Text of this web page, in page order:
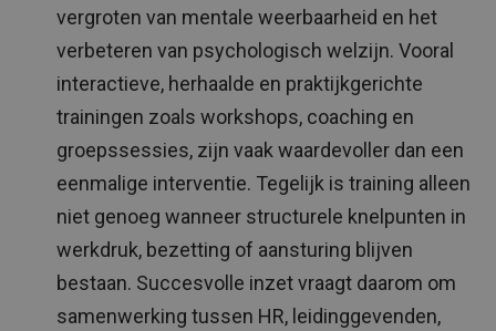
vergroten van mentale weerbaarheid en het
verbeteren van psychologisch welzijn. Vooral
interactieve, herhaalde en praktijkgerichte
trainingen zoals workshops, coaching en
groepssessies, zijn vaak waardevoller dan een
eenmalige interventie. Tegelijk is training alleen
niet genoeg wanneer structurele knelpunten in
werkdruk, bezetting of aansturing blijven
bestaan. Succesvolle inzet vraagt daarom om
samenwerking tussen HR, leidinggevenden,